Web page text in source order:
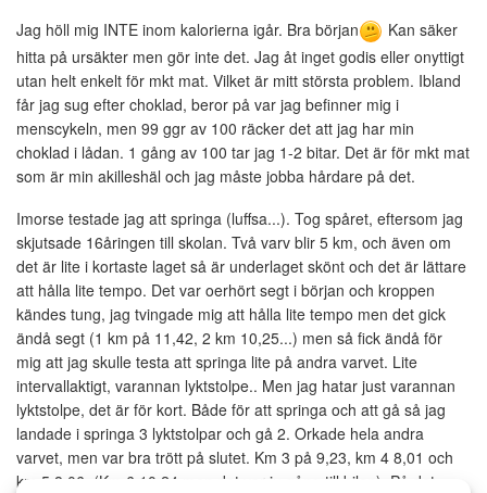
Jag höll mig INTE inom kalorierna igår. Bra början
Kan säker
hitta på ursäkter men gör inte det. Jag åt inget godis eller onyttigt
utan helt enkelt för mkt mat. Vilket är mitt största problem. Ibland
får jag sug efter choklad, beror på var jag befinner mig i
menscykeln, men 99 ggr av 100 räcker det att jag har min
choklad i lådan. 1 gång av 100 tar jag 1-2 bitar. Det är för mkt mat
som är min akilleshäl och jag måste jobba hårdare på det.
Imorse testade jag att springa (luffsa...). Tog spåret, eftersom jag
skjutsade 16åringen till skolan. Två varv blir 5 km, och även om
det är lite i kortaste laget så är underlaget skönt och det är lättare
att hålla lite tempo. Det var oerhört segt i början och kroppen
kändes tung, jag tvingade mig att hålla lite tempo men det gick
ändå segt (1 km på 11,42, 2 km 10,25...) men så fick ändå för
mig att jag skulle testa att springa lite på andra varvet. Lite
intervallaktigt, varannan lyktstolpe.. Men jag hatar just varannan
lyktstolpe, det är för kort. Både för att springa och att gå så jag
landade i springa 3 lyktstolpar och gå 2. Orkade hela andra
varvet, men var bra trött på slutet. Km 3 på 9,23, km 4 8,01 och
km 5 8,06. (Km 6 10,24 men det var ju gång till bilen). På det